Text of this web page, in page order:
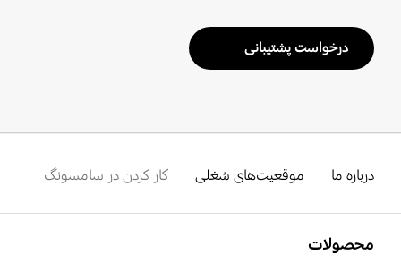
درخواست پشتیبانی
درباره ما موقعیت‌های شغلی کار کردن در سامسونگ
محصولات